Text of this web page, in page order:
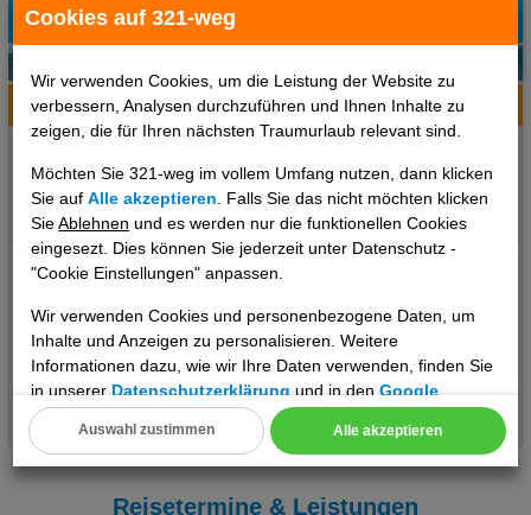
Cookies auf 321-weg
Wir verwenden Cookies, um die Leistung der Website zu
verbessern, Analysen durchzuführen und Ihnen Inhalte zu
zeigen, die für Ihren nächsten Traumurlaub relevant sind.
Möchten Sie 321-weg im vollem Umfang nutzen, dann klicken
Sie aufAlle akzeptieren . Falls Sie das nicht möchten klicken
SieAblehnen und es werden nur die funktionellen Cookies
eingesezt. Dies können Sie jederzeit unter Datenschutz -
"Cookie Einstellungen" anpassen.
Wir verwenden Cookies und personenbezogene Daten, um
Inhalte und Anzeigen zu personalisieren. Weitere
Informationen dazu, wie wir Ihre Daten verwenden, finden Sie
in unsererDatenschutzerklärung und in denGoogle
Datenschutz- und Nutzungsbedingungen
Cookie Einstellungen
Technische Cookies
Alle akzeptieren
Auswahl zustimmen
Hotelinfo Bilder Karte
Klima zum Reisezeitpunkt:
k.A.°C k.A.°C
..weiterlesen
Reisetermine & Leistungen